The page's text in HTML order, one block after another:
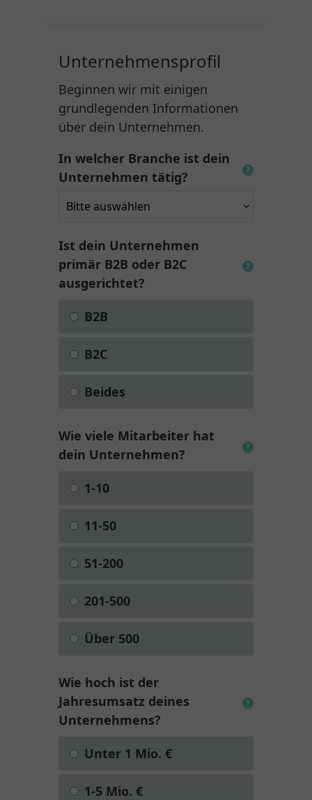
Unternehmensprofil
Beginnen wir mit einigen
grundlegenden Informationen
über dein Unternehmen.
In welcher Branche ist dein
Unternehmen tätig?
?
Ist dein Unternehmen
primär B2B oder B2C
ausgerichtet?
?
B2B
B2C
Beides
Wie viele Mitarbeiter hat
dein Unternehmen?
?
1-10
11-50
51-200
201-500
Über 500
Wie hoch ist der
Jahresumsatz deines
Unternehmens?
?
Unter 1 Mio. €
1-5 Mio. €